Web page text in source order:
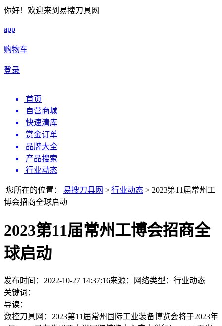
你好！欢迎来到易搜刀具网
app
购物车
登录
首页
自营商城
快速清库
赏金订单
品牌大全
产品搜索
行业动态
您所在的位置： 易搜刀具网 > 行业动态 > 2023第11届常州工
博会招商全球启动
2023第11届常州工博会招商全
球启动
发布时间：2022-10-27 14:37:16来源：网络类型： 行业动态
关键词：
导读：
数控刀具网：2023第11届常州国际工业装备博览会将于2023年